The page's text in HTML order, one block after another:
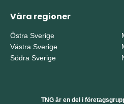
Våra regioner
Östra Sverige
Västra Sverige
Södra Sverige
TNG är en del i